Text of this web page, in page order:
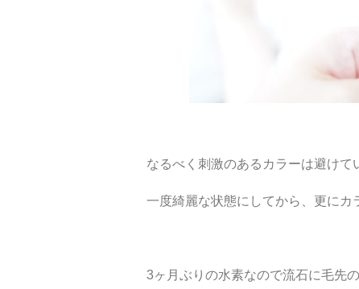
なるべく刺激のあるカラーは避けて
一度綺麗な状態にしてから、更に
3ヶ月ぶりの水素なので流石に毛先の